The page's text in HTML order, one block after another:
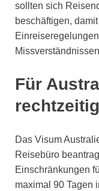
sollten sich
beschäftigen,
Für
Das Visum
Reisebüro
Einschränkungen
maximal 90 Tagen